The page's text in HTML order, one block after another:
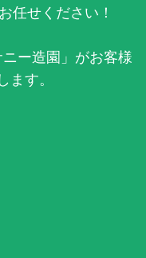
任せください！
ー造園」がお客様
す。